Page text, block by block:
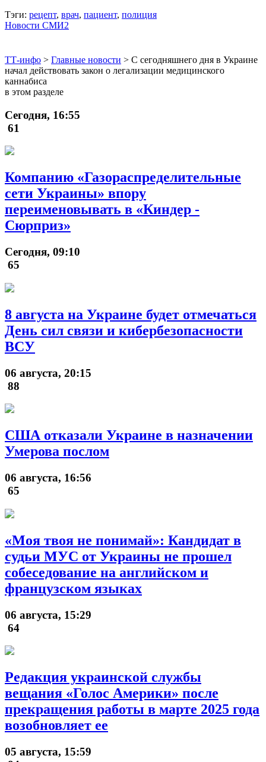
Тэги: рецепт, врач, пациент, полиция
Новости СМИ2
ТТ-инфо > Главные новости > С сегодняшнего дня в Украине
начал действовать закон о легализации медицинского
каннабиса
в этом разделе
Сегодня, 16:55
61
Компанию «Газораспределительные
сети Украины» впору
переименовывать в «Киндер -
Сюрприз»
Сегодня, 09:10
65
8 августа на Украине будет отмечаться
День сил связи и кибербезопасности
ВСУ
06 августа, 20:15
88
США отказали Украине в назначении
Умерова послом
06 августа, 16:56
65
«Моя твоя не понимай»: Кандидат в
судьи МУС от Украины не прошел
собеседование на английском и
французском языках
06 августа, 15:29
64
Редакция украинской службы
вещания «Голос Америки» после
прекращения работы в марте 2025 года
возобновляет ее
05 августа, 15:59